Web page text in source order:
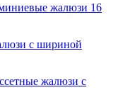
жалюзи 16
с шириной
жалюзи с